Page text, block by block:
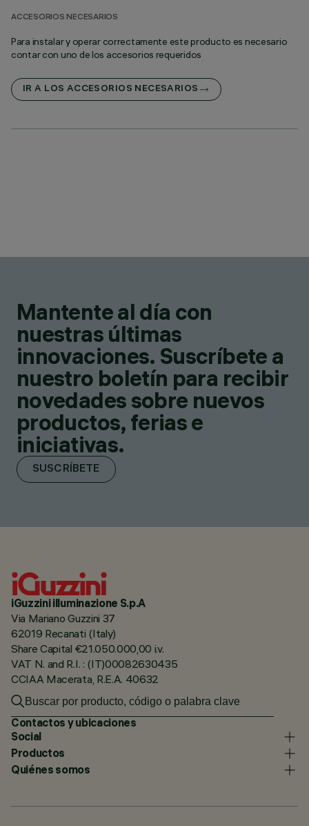
ACCESORIOS NECESARIOS
Para instalar y operar correctamente este producto es necesario
contar con uno de los accesorios requeridos
IR A LOS ACCESORIOS NECESARIOS
Mantente al día con
nuestras últimas
innovaciones. Suscríbete a
nuestro boletín para recibir
novedades sobre nuevos
productos, ferias e
iniciativas.
SUSCRÍBETE
iGuzzini illuminazione S.p.A
Via Mariano Guzzini 37
62019 Recanati (Italy)
Share Capital €21.050.000,00 i.v.
VAT N. and R.I. : (IT)00082630435
CCIAA Macerata, R.E.A. 40632
Contactos y ubicaciones
Social
Productos
Quiénes somos